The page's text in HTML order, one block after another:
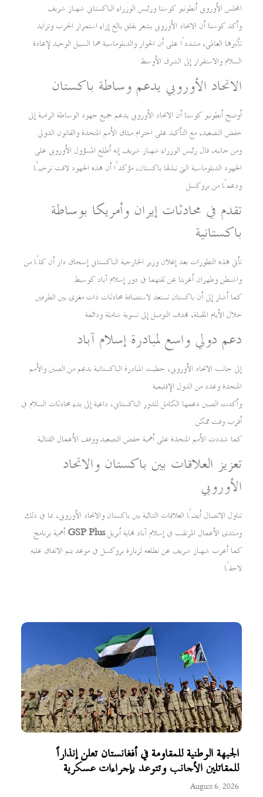
الجبهة الوطنية للمقاومة في أفغانستان تعلن إنذاراً
للمقاتلين الأجانب وتتوعد بإجراءات عسكرية
August 6, 2026
المجلس الأوروبي أنطونيو كوستا ورئيس الوزراء الباكستاني شهباز شريف
وأكد كوستا أن الاتحاد الأوروبي يشعر بقلق بالغ إزاء استمرار الحرب وتزايد
تأثيرها العالمي، مشددًا على أن الحوار والدبلوماسية هما السبيل الوحيد لإعادة
السلام والاستقرار إلى الشرق الأوسط
الاتحاد الأوروبي يدعم وساطة باكستان
أوضح أنطونيو كوستا أن الاتحاد الأوروبي يدعم جميع جهود الوساطة الرامية إلى
خفض التصعيد، مع التأكيد على احترام ميثاق الأمم المتحدة والقانون الدولي
ومن جانبه، قال رئيس الوزراء شهباز شريف إنه أطلع المسؤول الأوروبي على
الجهود الدبلوماسية التي تبذلها باكستان، مؤكدًا أن هذه الجهود لاقت ترحيبًا
ودعمًا من بروكسل
تقدم في محادثات إيران وأمريكا بوساطة
باكستانية
تأتي هذه التطورات بعد إعلان وزير الخارجية الباكستاني إسحاق دار أن كلًا من
واشنطن وطهران أعربتا عن ثقتهما في دور إسلام آباد كوسيط
كما أشار إلى أن باكستان تستعد لاستضافة محادثات ذات مغزى بين الطرفين
خلال الأيام المقبلة، بهدف التوصل إلى تسوية شاملة ودائمة
دعم دولي واسع لمبادرة إسلام آباد
إلى جانب الاتحاد الأوروبي، حظيت المبادرة الباكستانية بدعم من الصين والأمم
المتحدة وعدد من الدول الإقليمية
وأكدت الصين دعمها الكامل للدور الباكستاني، داعية إلى بدء محادثات السلام في
أقرب وقت ممكن
كما شددت الأمم المتحدة على أهمية خفض التصعيد ووقف الأعمال القتالية
تعزيز العلاقات بين باكستان والاتحاد
الأوروبي
تناول الاتصال أيضًا العلاقات الثنائية بين باكستان والاتحاد الأوروبي، بما في ذلك
GSP Plusومنتدى الأعمال المرتقب في إسلام آباد نهاية أبريل
كما أعرب شهباز شريف عن تطلعه لزيارة بروكسل في موعد يتم الاتفاق عليه
لاحقًا